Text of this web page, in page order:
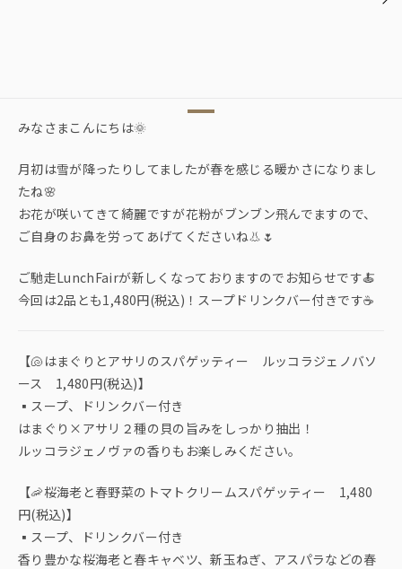
みなさまこんにちは🌞
月初は雪が降ったりしてましたが春を感じる暖かさになりまし
たね🌸
お花が咲いてきて綺麗ですが花粉がブンブン飛んでますので、
ご自身のお鼻を労ってあげてくださいね👃🌷
ご馳走LunchFairが新しくなっておりますのでお知らせです🍝
今回は2品とも1,480円(税込)！スープドリンクバー付きです☕️
【🐚はまぐりとアサリのスパゲッティー ルッコラジェノバソ
ース 1,480円(税込)】
▪️スープ、ドリンクバー付き
はまぐり×アサリ２種の貝の旨みをしっかり抽出！
ルッコラジェノヴァの香りもお楽しみください。
【🦐桜海老と春野菜のトマトクリームスパゲッティー 1,480
円(税込)】
▪️スープ、ドリンクバー付き
香り豊かな桜海老と春キャベツ、新玉ねぎ、アスパラなどの春